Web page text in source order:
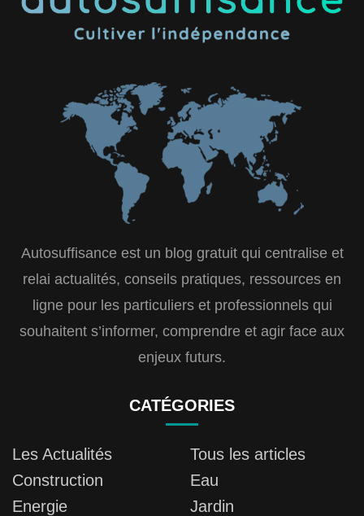
Autosuffisance est un blog gratuit qui centralise et
relai actualités, conseils pratiques, ressources en
ligne pour les particuliers et professionnels qui
souhaitent s’informer, comprendre et agir face aux
enjeux futurs.
CATÉGORIES
Les Actualités
Tous les articles
Construction
Eau
Energie
Jardin